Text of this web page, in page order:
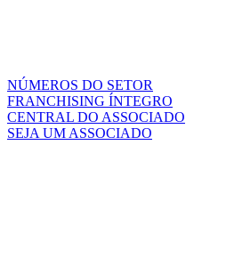
NÚMEROS DO SETOR
FRANCHISING ÍNTEGRO
CENTRAL DO ASSOCIADO
SEJA UM ASSOCIADO